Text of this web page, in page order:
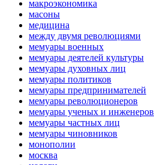
макроэкономика
масоны
медицина
между двумя революциями
мемуары военных
мемуары деятелей культуры
мемуары духовных лиц
мемуары политиков
мемуары предпринимателей
мемуары революционеров
мемуары ученых и инженеров
мемуары частных лиц
мемуары чиновников
монополии
москва